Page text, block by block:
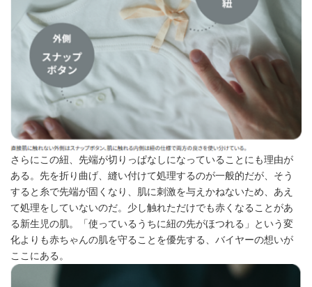
さらにこの紐、先端が切りっぱなしになっていることにも理由が
ある。先を折り曲げ、縫い付けて処理するのが一般的だが、そう
すると糸で先端が固くなり、肌に刺激を与えかねないため、あえ
て処理をしていないのだ。少し触れただけでも赤くなることがあ
る新生児の肌。「使っているうちに紐の先がほつれる」という変
化よりも赤ちゃんの肌を守ることを優先する、バイヤーの想いが
ここにある。